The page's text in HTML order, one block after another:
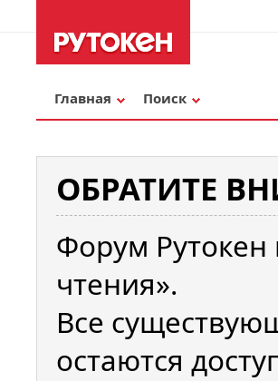
Главная Поиск
ОБРАТИТЕ
Форум Рутокен
чтения».
Все
остаются